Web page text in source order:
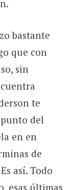
bastante
que con
sin
te
del
en en
de
así. Todo
esas últimas